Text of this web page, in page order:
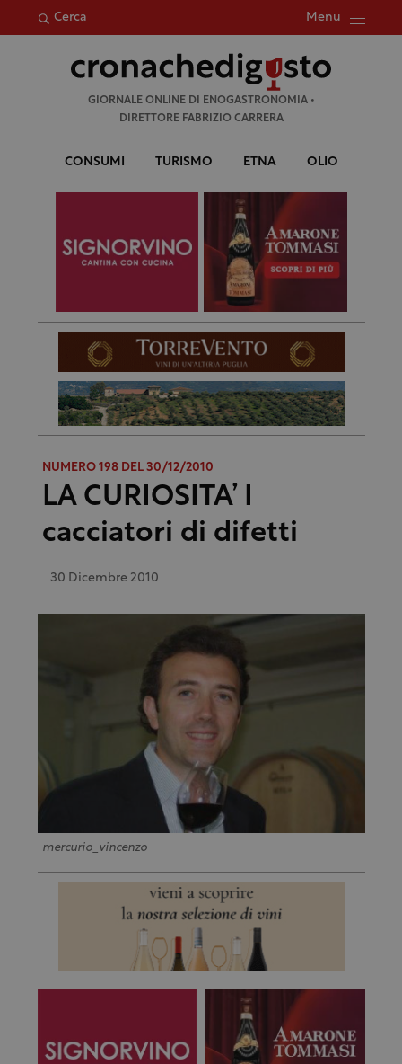
Cerca Menu
per:
GIORNALE ONLINE DI ENOGASTRONOMIA •
DIRETTORE FABRIZIO CARRERA
CONSUMI TURISMO ETNA OLIO
NUMERO 198 DEL 30/12/2010
LA CURIOSITA’ I
cacciatori di difetti
30 Dicembre 2010
mercurio_vincenzo